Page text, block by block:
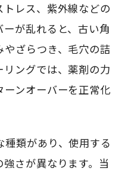
トレス、紫外線などの
が乱れると、古い角
ざらつき、毛穴の詰
ングでは、薬剤の力
ンオーバーを正常化
種類があり、使用する
さが異なります。当